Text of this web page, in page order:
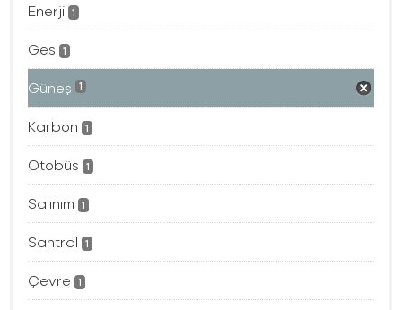
Enerji 1
Ges 1
Güneş 1
Karbon 1
Otobüs 1
Salınım 1
Santral 1
Çevre 1